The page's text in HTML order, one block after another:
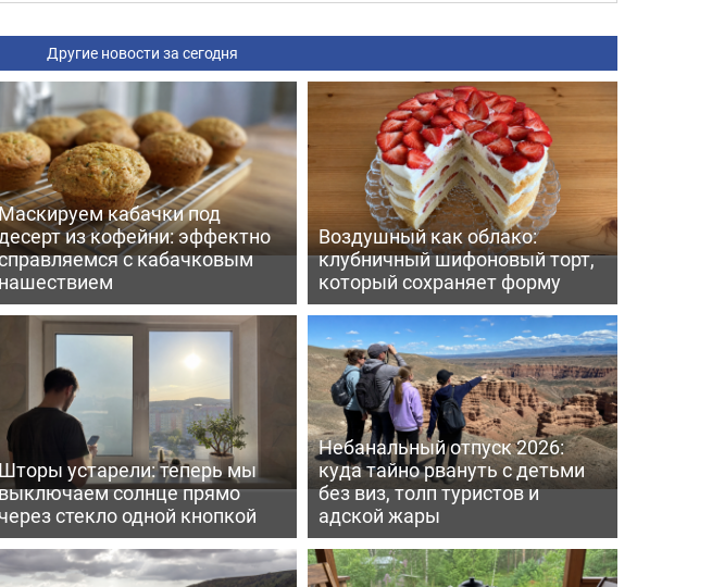
Другие новости за сегодня
кабачки под
из кофейни: эффектно
с кабачковым
нашествием
Воздушный как облако:
клубничный шифоновый торт,
который сохраняет форму
Шторы устарели: теперь мы
солнце прямо
через стекло одной кнопкой
Небанальный отпуск 2026:
куда тайно рвануть с детьми
без виз, толп туристов и
адской жары